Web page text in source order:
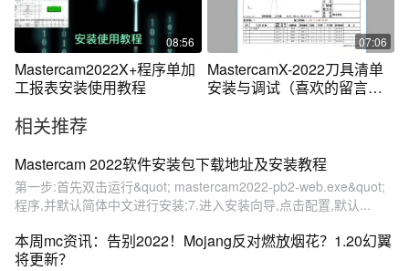
08:56
Mastercam2022X+程序单加
工报表安装使用教程
07:06
MastercamX-2022刀具清单
安装与调试（喜欢的留言、
相关推荐
Mastercam 2022软件安装包下载地址及安装教程
第一步:首先双击运行&quot; mastercam2022-pb2-web.exe&quot;
程序,并默认简体中文进行安装;7.进入安装向导,点击配置,默认...
本周mc资讯：告别2022！Mojang反对燃放烟花？1.20幻翼
将更新？